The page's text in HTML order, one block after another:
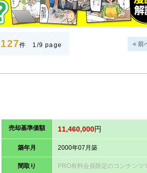
127件 1/9 page « 前
売却基準価額 11,460,000円
築年月 2000年07月築
間取り PRO有料会員限定のコンテンツ